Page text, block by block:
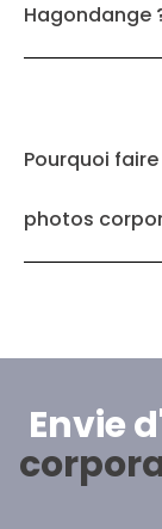
Hagondange
Pourquoi
photos
Envie